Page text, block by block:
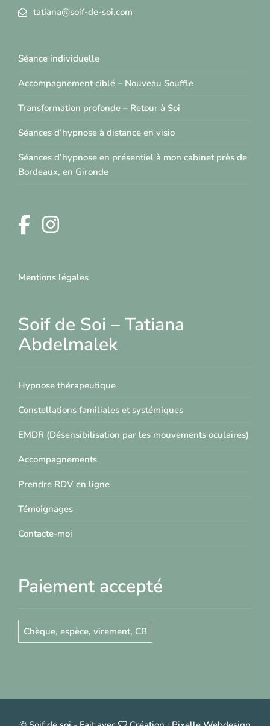
tatiana@soif-de-soi.com
Séance individuelle
Accompagnement ciblé – Nouveau Souffle
Transformation profonde – Retour à Soi
Séances d’hypnose à distance en visio
Séances d’hypnose en présentiel à mon cabinet près de
Bordeaux, en Gironde
Mentions légales
Soif de Soi – Tatiana
Abdelmalek
Hypnose thérapeutique
Constellations familiales et systémiques
EMDR (Désensibilisation par les mouvements oculaires)
Accompagnements
Prendre RDV en ligne
Témoignages
Contacte-moi
Paiement accepté
Chèque, espèce, virement, CB